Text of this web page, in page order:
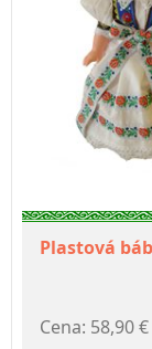
Plastová
Cena: 58,90 €